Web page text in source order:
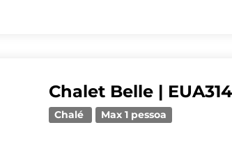
Chalet Belle | EUA314
Chalé Max 1 pessoa